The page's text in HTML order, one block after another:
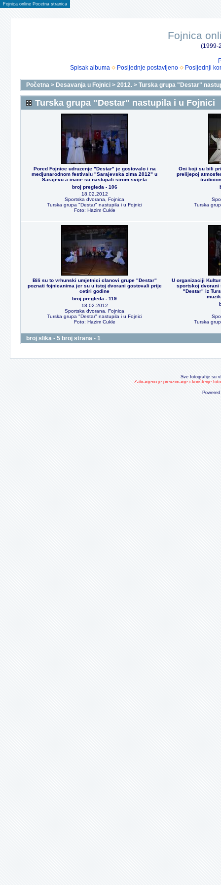
Fojnica online Pocetna stranica
Fojnica
(1999-
Spisak albuma
Posljednje postavljeno Posljednji
Početna > Desavanja u Fojnici > 2012. > Turska grupa "Destar"
Turska grupa "Destar" nastupila i u Fojnici
Pored Fojnice udruzenje "Destar" je gostovalo i na
medjunarodnom festivalu "Sarajevska zima 2012" u
Sarajevu a inace su nastupali sirom svijeta
broj pregleda - 106
18.02.2012
Sportska dvorana, Fojnica
Turska grupa "Destar" nastupila i u Fojnici
Foto: Hazim Cukle
Oni koji su bili
prelijepoj
Turska
Bili su to vrhunski umjetnici clanovi grupe "Destar"
poznati fojnicanima jer su u istoj dvorani gostovali prije
cetiri godine
broj pregleda - 119
18.02.2012
Sportska dvorana, Fojnica
Turska grupa "Destar" nastupila i u Fojnici
Foto: Hazim Cukle
U organizaciji
sportskoj dvorani
"Destar" iz
Turska
broj slika - 5 broj strana - 1
Sve fotografije su
Zabranjeno je preuzimanje i korištenje